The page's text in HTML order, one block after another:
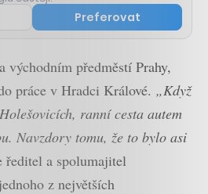
Preferovat
východním předměstí Prahy,
práce v Hradci Králové. „Když
ranní cesta autem
Navzdory tomu, že to bylo asi
ředitel a spolumajitel
z největších